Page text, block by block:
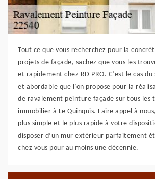
Tout ce que vous recherchez pour la
projets de façade, sachez que vous les
et rapidement chez RD PRO. C’est le cas
et abordable que l’on propose pour la
de ravalement peinture façade sur tous les
immobilier à Le Quinquis. Faire appel à
plus simple et le plus rapide à votre
disposer d’un mur extérieur parfaitement
chez vous pour au moins une décennie.